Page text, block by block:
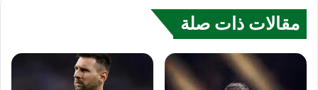
مقالات ذات صلة